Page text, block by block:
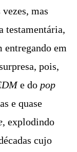
mas
testamentária,
entregando em
pois,
e do pop
e quase
, explodindo
cujo